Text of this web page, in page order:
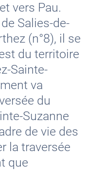
vers Pau.
Salies-de-
(n°8), il se
du territoire
Sainte-
va
du
Suzanne
de vie des
la traversée
que